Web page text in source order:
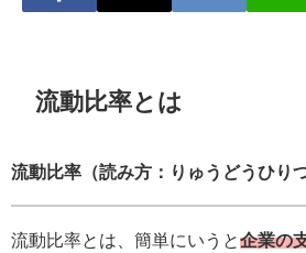
流動比率とは
流動比率（読み方：りゅうどうひりつ
流動比率とは、簡単にいうと企業の